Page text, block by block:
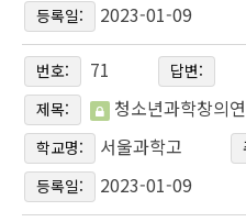
등록일: 2023-01-09
번호: 71
답변:
제목:
청소년과학창의
학교명: 서울과학고
등록일: 2023-01-09